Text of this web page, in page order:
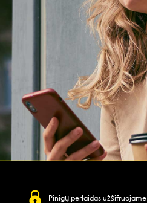
Pinigų perlaidas užšifruojame